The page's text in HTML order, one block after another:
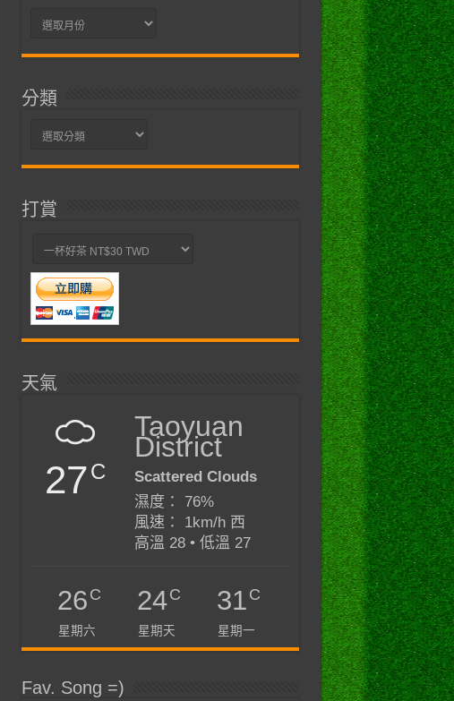
彙
分類
分
打賞
天氣
27C
Taoyuan
District
Scattered Clouds
濕度： 76%
風速： 1km/h 西
高溫 28 • 低溫 27
26C
星期六
24C
星期天
31C
星期一
Fav. Song =)